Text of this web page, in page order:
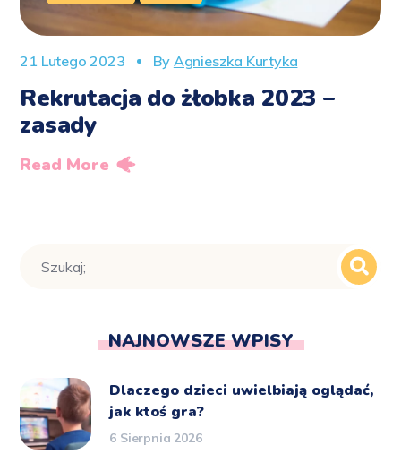
21 Lutego 2023 By Agnieszka Kurtyka
Rekrutacja do żłobka 2023 –
zasady
Read More
NAJNOWSZE WPISY
Dlaczego dzieci uwielbiają oglądać,
jak ktoś gra?
6 Sierpnia 2026